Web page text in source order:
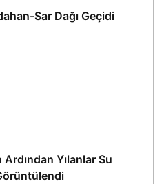
Sar Dağı Geçidi
Ardından Yılanlar Su